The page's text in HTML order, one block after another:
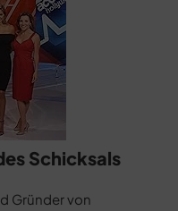
Schicksals
Gründer von